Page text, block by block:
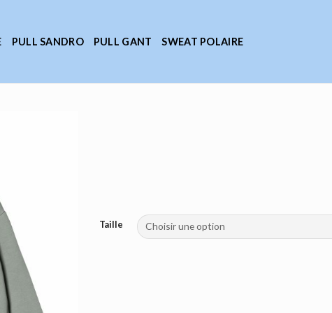
PULL SANDRO PULL GANT SWEAT POLAIRE
Taille